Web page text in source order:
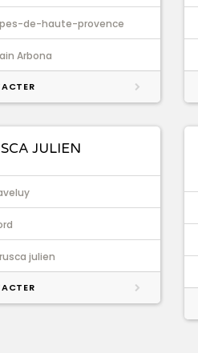
de-haute-provence
Arbona
JULIEN
julien